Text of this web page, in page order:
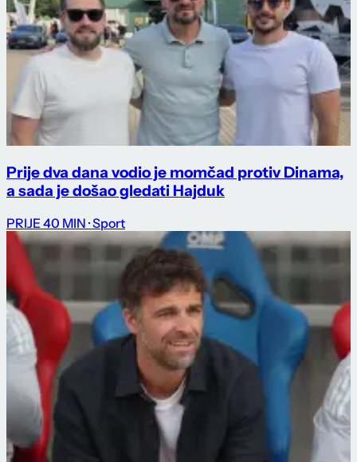
Prije dva dana vodio je momčad protiv Dinama,
a sada je došao gledati Hajduk
PRIJE 40 MIN · Sport